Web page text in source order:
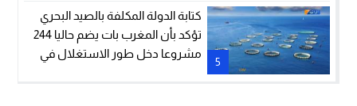
5
كتابة الدولة المكلفة بالصيد البحري
تؤكد بأن المغرب بات يضم حاليا 244
مشروعا دخل طور الاستغلال في